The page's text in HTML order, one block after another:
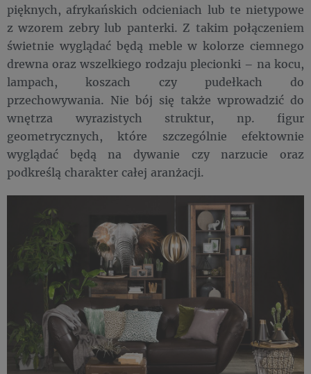
pięknych, afrykańskich odcieniach lub te nietypowe
z wzorem zebry lub panterki. Z takim połączeniem
świetnie wyglądać będą meble w kolorze ciemnego
drewna oraz wszelkiego rodzaju plecionki – na kocu,
lampach, koszach czy pudełkach do
przechowywania. Nie bój się także wprowadzić do
wnętrza wyrazistych struktur, np. figur
geometrycznych, które szczególnie efektownie
wyglądać będą na dywanie czy narzucie oraz
podkreślą charakter całej aranżacji.